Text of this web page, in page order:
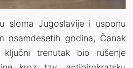
sloma Jugoslavije i usponu
osamdesetih godina, Čanak
trenutak bio rušenje